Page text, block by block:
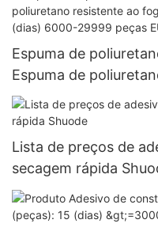
Espuma de
Espuma de
>15000 (peças):
peças EUA.0
Lista de preços de
secagem rápida